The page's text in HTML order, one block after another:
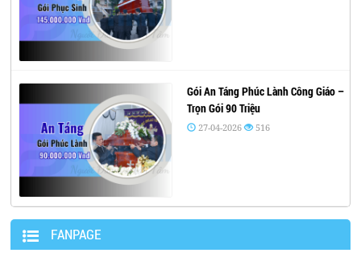
Gói An Táng Phúc Lành Công Giáo –
Trọn Gói 90 Triệu
27-04-2026 516
FANPAGE